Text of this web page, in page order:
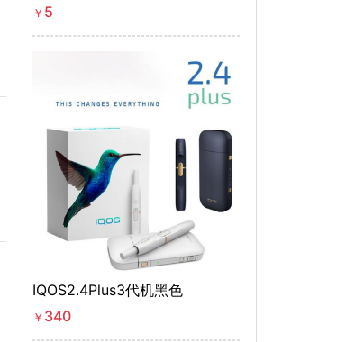
￥ 5
IQOS2.4Plus3代机黑色
￥ 340